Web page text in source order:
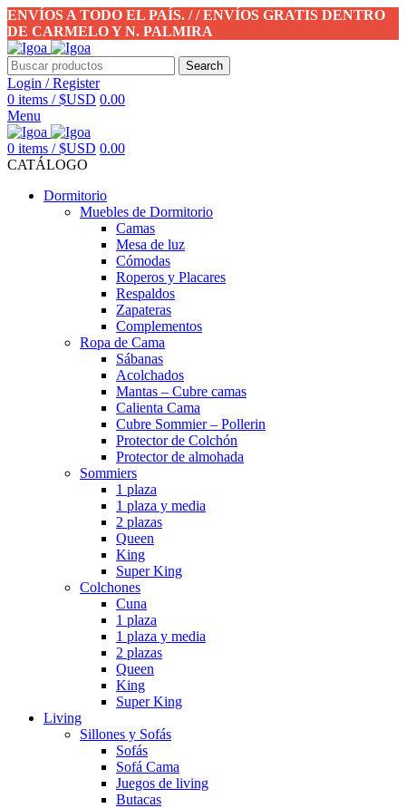
ENVÍOS A TODO EL PAÍS. / / ENVÍOS GRATIS DENTRO
DE CARMELO Y N. PALMIRA
Search
Login / Register
0 items / $USD 0.00
Menu
0 items / $USD 0.00
CATÁLOGO
Dormitorio
Muebles de Dormitorio
Camas
Mesa de luz
Cómodas
Roperos y Placares
Respaldos
Zapateras
Complementos
Ropa de Cama
Sábanas
Acolchados
Mantas – Cubre camas
Calienta Cama
Cubre Sommier – Pollerin
Protector de Colchón
Protector de almohada
Sommiers
1 plaza
1 plaza y media
2 plazas
Queen
King
Super King
Colchones
Cuna
1 plaza
1 plaza y media
2 plazas
Queen
King
Super King
Living
Sillones y Sofás
Sofás
Sofá Cama
Juegos de living
Butacas